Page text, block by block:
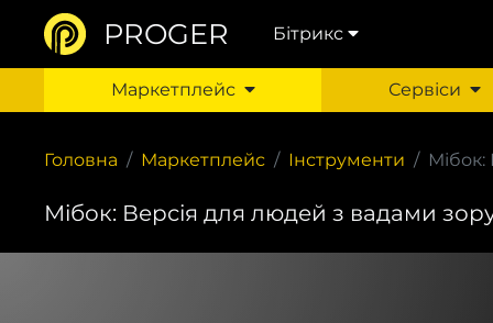
PROGER Бітрикс
Маркетплейс Сервіси
Головна Маркетплейс Інструменти
Мібок: Версія для людей з вадами